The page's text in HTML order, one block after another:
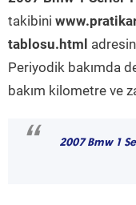
takibini
tablosu.html
Periyodik bakımda
bakım kilometre ve
“ 2007 Bmw 1